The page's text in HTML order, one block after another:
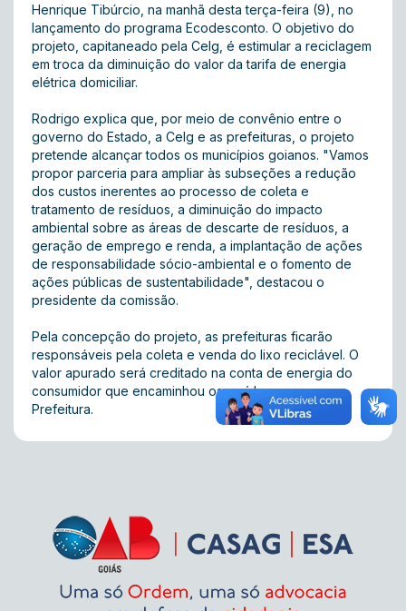
Henrique Tibúrcio, na manhã desta terça-feira (9), no
lançamento do programa Ecodesconto. O objetivo do
projeto, capitaneado pela Celg, é estimular a reciclagem
em troca da diminuição do valor da tarifa de energia
elétrica domiciliar.
Rodrigo explica que, por meio de convênio entre o
governo do Estado, a Celg e as prefeituras, o projeto
pretende alcançar todos os municípios goianos. "Vamos
propor parceria para ampliar às subseções a redução
dos custos inerentes ao processo de coleta e
tratamento de resíduos, a diminuição do impacto
ambiental sobre as áreas de descarte de resíduos, a
geração de emprego e renda, a implantação de ações
de responsabilidade sócio-ambiental e o fomento de
ações públicas de sustentabilidade", destacou o
presidente da comissão.
Pela concepção do projeto, as prefeituras ficarão
responsáveis pela coleta e venda do lixo reciclável. O
valor apurado será creditado na conta de energia do
consumidor que encaminhou os resíduos para a
Prefeitura.